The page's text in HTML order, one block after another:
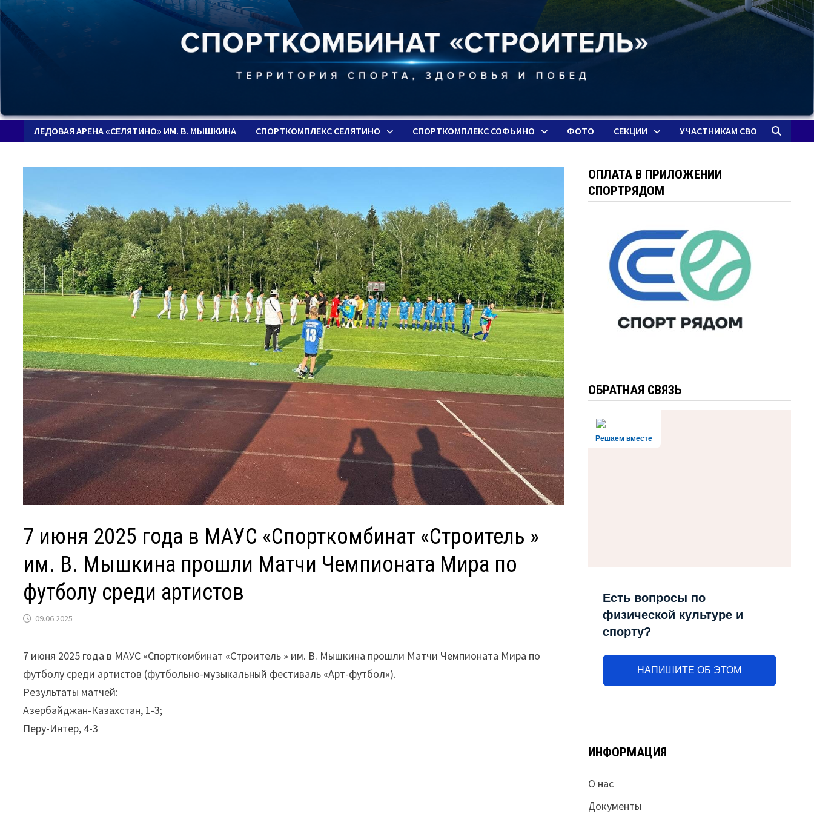
ЛЕДОВАЯ АРЕНА «СЕЛЯТИНО» ИМ. В. МЫШКИНА СПОРТКОМПЛЕКС СЕЛЯТИНО СПОРТКОМПЛЕКС СОФЬИНО ФОТО СЕКЦИИ УЧАСТНИКАМ СВО
7 июня 2025 года в МАУС «Спорткомбинат «Строитель »
им. В. Мышкина прошли Матчи Чемпионата Мира по
футболу среди артистов
09.06.2025
7 июня 2025 года в МАУС «Спорткомбинат «Строитель » им. В. Мышкина прошли Матчи Чемпионата Мира по
футболу среди артистов (футбольно-музыкальный фестиваль «Арт-футбол»).
Результаты матчей:
Азербайджан-Казахстан, 1-3;
Перу-Интер, 4-3
ОПЛАТА В ПРИЛОЖЕНИИ
СПОРТРЯДОМ
ОБРАТНАЯ СВЯЗЬ
Решаем вместе
Есть вопросы по
физической культуре и
спорту?
НАПИШИТЕ ОБ ЭТОМ
ИНФОРМАЦИЯ
О нас
Документы